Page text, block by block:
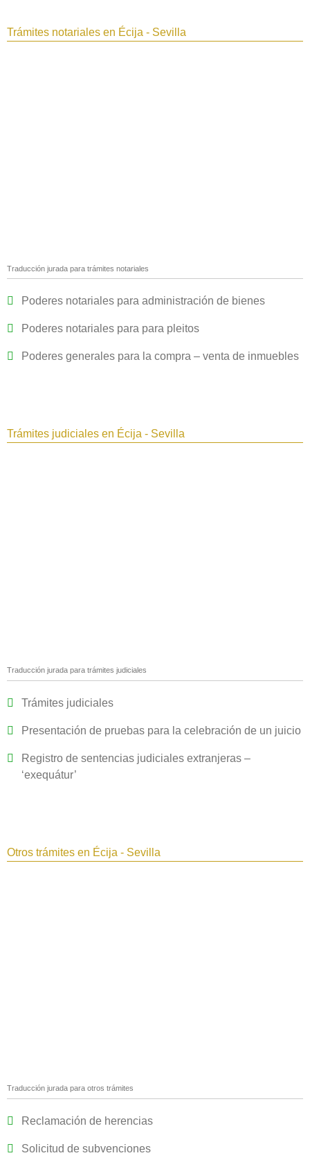
Trámites notariales en Écija - Sevilla
Traducción jurada para trámites notariales
Poderes notariales para administración de bienes
Poderes notariales para para pleitos
Poderes generales para la compra – venta de inmuebles
Trámites judiciales en Écija - Sevilla
Traducción jurada para trámites judiciales
Trámites judiciales
Presentación de pruebas para la celebración de un juicio
Registro de sentencias judiciales extranjeras –
‘exequátur’
Otros trámites en Écija - Sevilla
Traducción jurada para otros trámites
Reclamación de herencias
Solicitud de subvenciones